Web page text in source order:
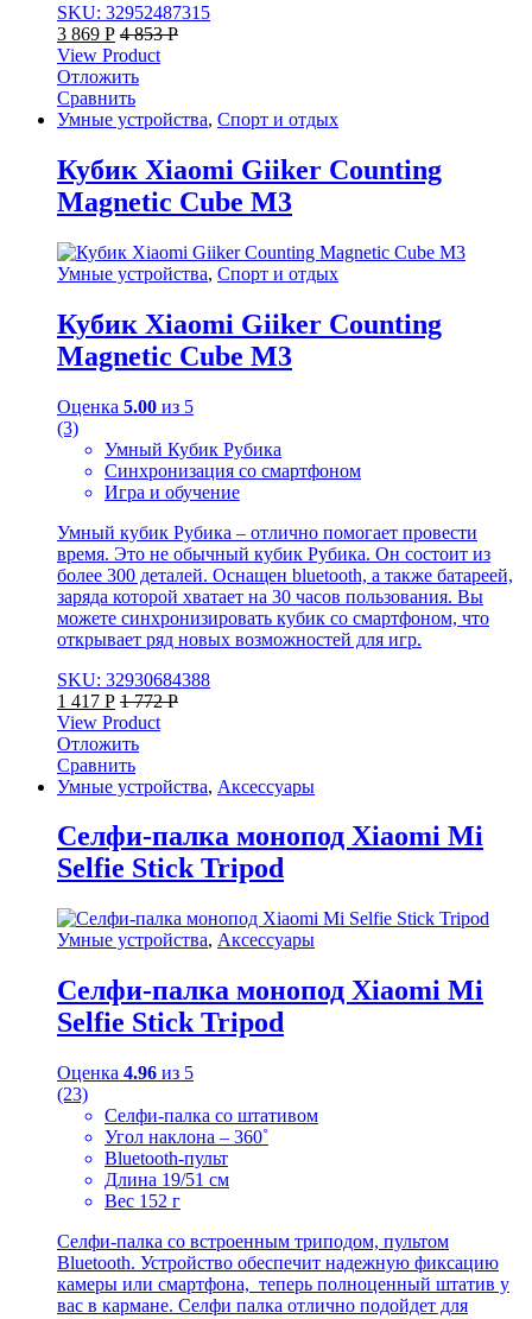
SKU: 32952487315
3 869 Р 4 853Р
View Product
Отложить
Сравнить
Умные устройства, Спорт и отдых
Кубик Xiaomi Giiker Counting
Magnetic Cube M3
Умные устройства, Спорт и отдых
Кубик Xiaomi Giiker Counting
Magnetic Cube M3
Оценка 5.00 из 5
(3)
Умный Кубик Рубика
Синхронизация со смартфоном
Игра и обучение
Умный кубик Рубика – отлично помогает провести
время. Это не обычный кубик Рубика. Он состоит из
более 300 деталей. Оснащен bluetooth, а также батареей,
заряда которой хватает на 30 часов пользования. Вы
можете синхронизировать кубик со смартфоном, что
открывает ряд новых возможностей для игр.
SKU: 32930684388
1 417 Р 1 772Р
View Product
Отложить
Сравнить
Умные устройства, Аксессуары
Селфи-палка монопод Xiaomi Mi
Selfie Stick Tripod
Умные устройства, Аксессуары
Селфи-палка монопод Xiaomi Mi
Selfie Stick Tripod
Оценка 4.96 из 5
(23)
Селфи-палка со штативом
Угол наклона – 360˚
Bluetooth-пульт
Длина 19/51 см
Вес 152 г
Селфи-палка со встроенным триподом, пультом
Bluetooth. Устройство обеспечит надежную фиксацию
камеры или смартфона, теперь полноценный штатив у
вас в кармане. Селфи палка отлично подойдет для